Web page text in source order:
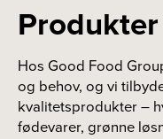
Produkter
Hos Good Food
og behov, og vi
kvalitetsprodukter –
fødevarer, grønne